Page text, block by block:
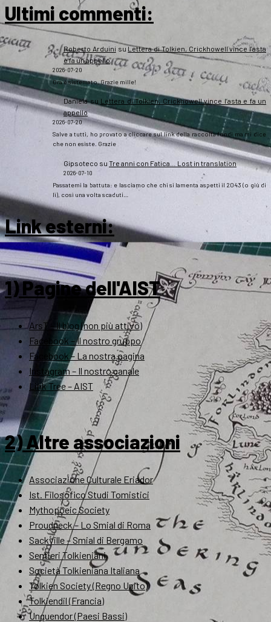
Ultimi commenti:
Roberto Arduini suLettera di Tolkien, Crickhowell vince l’asta
e fa un appello
2026-07-20
Ora è sistemato. Grazie mille!
Danielasu Lettera di Tolkien, Crickhowell vince l’asta e fa un
appello
2026-07-20
Salve a tutti, ho provato a cliccare sul link della raccolta fondi ma mi dice
che non esiste. Grazie
Gipsoteco su Tre anni con Fatica… Lost in translation
2026-07-10
Passatemi la battuta: e lasciamo che chi si lamenta aspetti il 2043 (o giù di
lì), così una volta scaduti…
Link esterni:
1) Pagine dell'AIST
ArsT – Il blog (non più attivo)
Facebook – Il nostro gruppo
Facebook – La nostra pagina
Instagram – Il nostro canale
Link Tree – AIST
2) Altre associazioni
Associazione Culturale Eriador
Ist. Filosofico Studi Tomistici
Mythopoeic Society
Proudneck – Lo Smial di Roma
Sackville – Smial di Bergamo
Sentieri Tolkieniani
Società Tolkieniana Italiana
Tolkien Society (Regno Unito)
Tolkiendil (Francia)
Unquendor (Paesi Bassi)